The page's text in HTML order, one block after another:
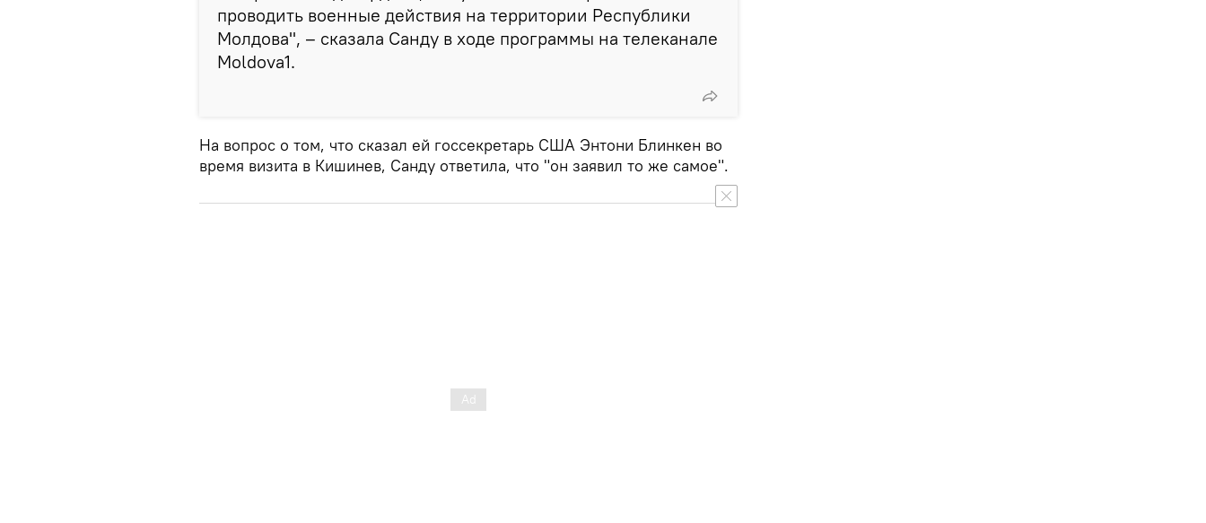
проводить военные действия на территории Республики
Молдова", – сказала Санду в ходе программы на телеканале
Moldova1.
На вопрос о том, что сказал ей госсекретарь США Энтони Блинкен во
время визита в Кишинев, Санду ответила, что "он заявил то же самое".